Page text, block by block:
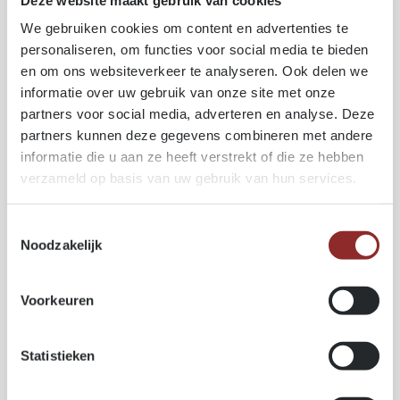
We gebruiken cookies om content en advertenties te
personaliseren, om functies voor social media te bieden
en om ons websiteverkeer te analyseren. Ook delen we
informatie over uw gebruik van onze site met onze
partners voor social media, adverteren en analyse. Deze
partners kunnen deze gegevens combineren met andere
informatie die u aan ze heeft verstrekt of die ze hebben
verzameld op basis van uw gebruik van hun services.
Noodzakelijk
Voorkeuren
Statistieken
Gutex® Thermoflex
Panneau semi-rigide en fibres de bois pour l'isolation
entre chevrons et l'isolation des compartiments. Le
panneau semi-rigide en fibres de bois convainc par
sa structure fibreuse unique, qui assure une stabilité
et une force de serrage exceptionnelles. Il s'insère
facilement dans le compartiment où il offre une
isolation de qualité et d'une durée supérieure à la
moyenne.
Grande force de serrage et stabilité pour une
favorise un travail agréable et propre
de chutes